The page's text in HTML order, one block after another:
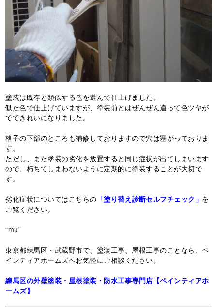
塗装は既存と類似する色を選んで仕上げました。
似た色で仕上げていますが、塗装前とはぜんぜん違って色ツヤが
でてきれいになりました。
格子の下部のところも補修しておりますので穴は塞がっておりま
す。
ただし、また塗装の劣化を放置すると同じ症状が出てしまいます
ので、朽ちてしまわないように定期的に塗装することが大切で
す。
劣化症状についてはこちらの 「塗り替え診断セルフチェック」 を
ご覧ください。
“mu”
東京都練馬区・武蔵野市で、塗装工事、屋根工事のことなら、ペ
インティアホームズへお気軽にご相談ください。
練馬区の外壁塗装・屋根塗装・防水工事専門店【ペインティアホ
ームズ】